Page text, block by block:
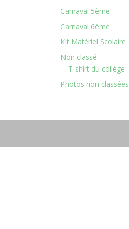
Carnaval 5ème
Carnaval 6ème
Kit Matériel Scolaire
Non classé
T-shirt du collège
Photos non classées